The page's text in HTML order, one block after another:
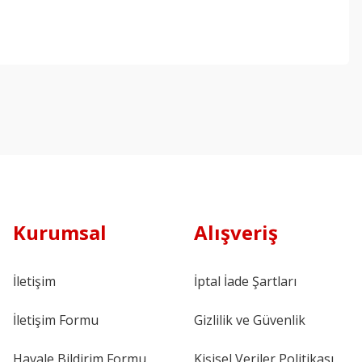
Kurumsal
İletişim
İletişim Formu
Alışveriş
İptal İade Şartları
Gizlilik ve Güvenlik